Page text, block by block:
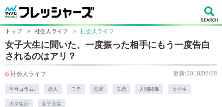
トップ > 社会人ライフ > 社会人ライフ
女子大生に聞いた、一度振った相手にもう一度告白
されるのはアリ？
社会人ライフ 更新:2018/05/28
本音コラム. 恋人 モテ 恋愛 失恋 人間関係 大学生
大学生活 女子大生